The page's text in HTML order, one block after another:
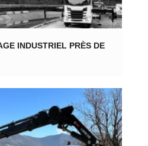
INDUSTRIEL PRÈS DE